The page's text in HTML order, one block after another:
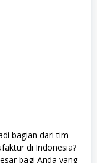
bagian dari tim
di Indonesia?
bagi Anda yang